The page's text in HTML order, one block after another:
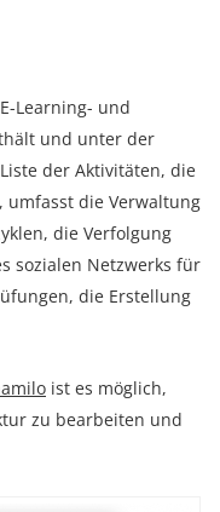
Learning- und
und unter der
der Aktivitäten, die
die Verwaltung
die Verfolgung
sozialen Netzwerks für
die Erstellung
ist es möglich,
zu bearbeiten und